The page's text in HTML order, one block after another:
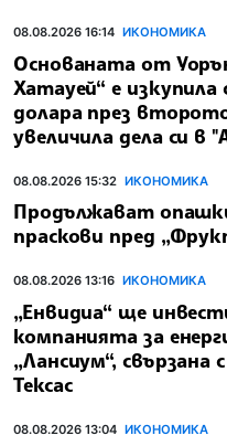
08.08.2026 16:14 ИКОНОМИКА
Основаната от
Хатауей“ е изкупила
долара през
увеличила дела си в
08.08.2026 15:32 ИКОНОМИКА
Продължават
праскови пред
08.08.2026 13:16 ИКОНОМИКА
„Енвидиа“ ще
компанията за
„Лансиум“, свързана
Тексас
08.08.2026 13:04 ИКОНОМИКА